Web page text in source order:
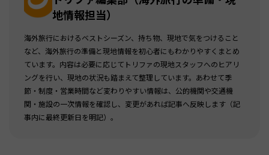
地情報担当）
海外旅行におけるベストシーズン、持ち物、現地で気をつけること
など、海外旅行の準備と現地情報を初心者にもわかりやすくまとめ
ています。内容は必要に応じてトリファの現地スタッフへのヒアリ
ングを行い、現地の状況も踏まえて整理しています。あわせて季
節・制度・営業時間など変わりやすい情報は、公的機関や交通機
関・施設の一次情報を確認し、変更があれば記事へ反映します（記
事内に最終更新日を明記）。